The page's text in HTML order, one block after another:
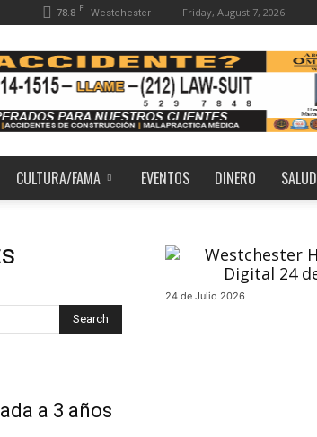
78.8 F Westchester Friday, August 7, 2026
CULTURA/FAMA EVENTOS DINERO SALUD
a 3 años
24 de Julio 2026